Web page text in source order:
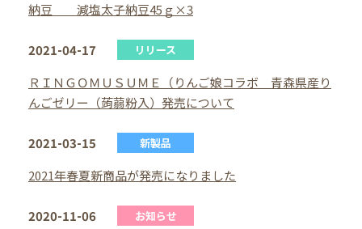
納豆 減塩太子納豆45ｇ×3
2021-04-17 リリース
ＲＩＮＧＯＭＵＳＵＭＥ（りんご娘コラボ 青森県産り
んごゼリー（蒟蒻粉入）発売について
2021-03-15 新製品
2021年春夏新商品が発売になりました
2020-11-06 お知らせ